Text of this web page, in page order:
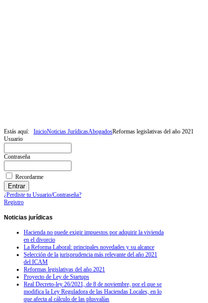
Estás aquí: InicioNoticias JurídicasAbogadosReformas legislativas del año 2021
Usuario
Contraseña
Recordarme
¿Perdiste tu Usuario/Contraseña?
Registro
Noticias jurídicas
Hacienda no puede exigir impuestos por adquirir la vivienda
en el divorcio
La Reforma Laboral: principales novedades y su alcance
Selección de la jurisprudencia más relevante del año 2021
del ICAM
Reformas legislativas del año 2021
Proyecto de Ley de Startups
Real Decreto-ley 26/2021, de 8 de noviembre, por el que se
modifica la Ley Reguladora de las Haciendas Locales, en lo
que afecta al cálculo de las plusvalías